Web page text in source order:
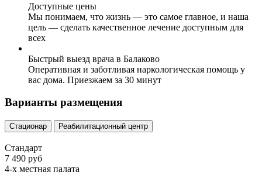
Доступные цены
Мы понимаем, что жизнь — это самое главное, и наша
цель — сделать качественное лечение доступным для
всех
Быстрый выезд врача в Балаково
Оперативная и заботливая наркологическая помощь у
вас дома. Приезжаем за 30 минут
Варианты размещения
Стационар Реабилитационный центр
Стандарт
7 490 руб
4-х местная палата